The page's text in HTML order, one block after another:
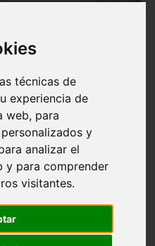
técnicas de
experiencia de
web, para
y
analizar el
y para comprender
visitantes.
Day brilla en